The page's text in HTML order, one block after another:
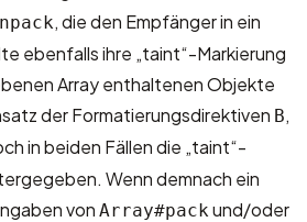
, die den Empfänger in ein
ebenfalls ihre „taint“-Markierung
Array enthaltenen Objekte
der Formatierungsdirektiven B,
in beiden Fällen die „taint“-
Wenn demnach ein
von Array#packund/oder